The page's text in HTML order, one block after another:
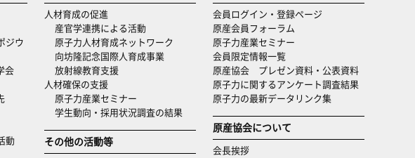
ジウ
会
動
人材育成の促進
産官学連携による活動
原子力人材育成ネットワーク
向坊隆記念国際人育成事業
放射線教育支援
人材確保の支援
原子力産業セミナー
学生動向・採用状況調査の結果
その他の活動等
会員ログイン・登録ページ
原産会員フォーラム
原子力産業セミナー
会員限定情報一覧
原産協会 プレゼン資料・公表資料
原子力に関するアンケート調査結果
原子力の最新データリンク集
原産協会について
会長挨拶